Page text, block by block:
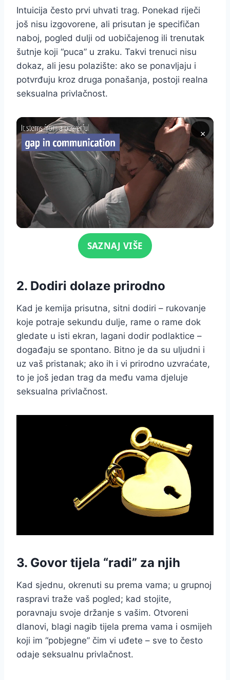
Intuicija često prvi uhvati trag. Ponekad riječi
još nisu izgovorene, ali prisutan je specifičan
naboj, pogled dulji od uobičajenog ili trenutak
šutnje koji “puca” u zraku. Takvi trenuci nisu
dokaz, ali jesu polazište: ako se ponavljaju i
potvrđuju kroz druga ponašanja, postoji realna
seksualna privlačnost.
×
Click for soundSAZNAJ VIŠE
2. Dodiri dolaze prirodno
Kad je kemija prisutna, sitni dodiri – rukovanje
koje potraje sekundu dulje, rame o rame dok
gledate u isti ekran, lagani dodir podlaktice –
događaju se spontano. Bitno je da su uljudni i
uz vaš pristanak; ako ih i vi prirodno uzvraćate,
to je još jedan trag da među vama djeluje
seksualna privlačnost.
3. Govor tijela “radi” za njih
Kad sjednu, okrenuti su prema vama; u grupnoj
raspravi traže vaš pogled; kad stojite,
poravnaju svoje držanje s vašim. Otvoreni
dlanovi, blagi nagib tijela prema vama i osmijeh
koji im “pobjegne” čim vi uđete – sve to često
odaje seksualnu privlačnost.